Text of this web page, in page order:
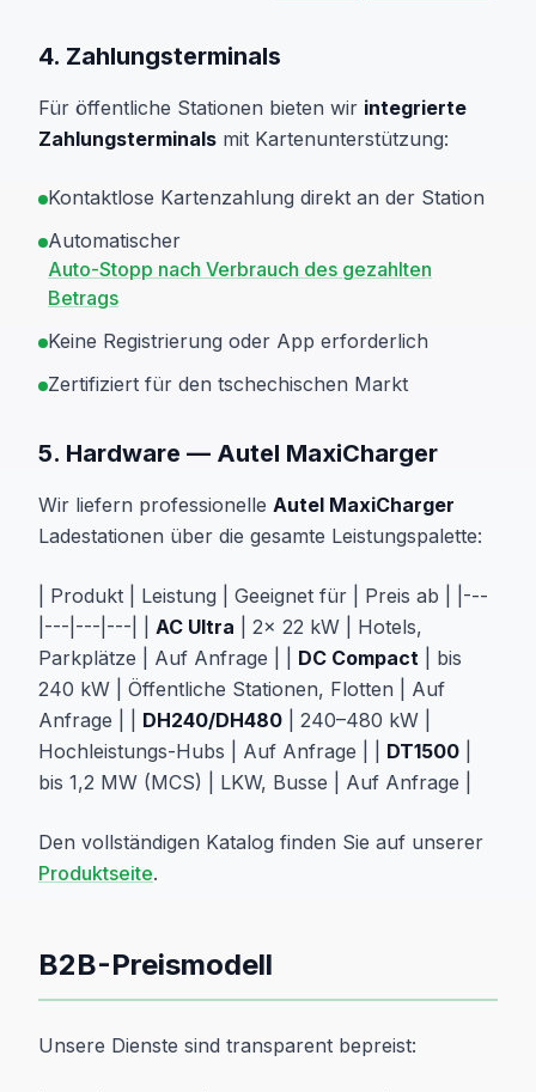
4. Zahlungsterminals
Für öffentliche Stationen bieten wir integrierte
Zahlungsterminals mit Kartenunterstützung:
Kontaktlose Kartenzahlung direkt an der Station
Automatischer
Auto-Stopp nach Verbrauch des gezahlten
Betrags
Keine Registrierung oder App erforderlich
Zertifiziert für den tschechischen Markt
5. Hardware — Autel MaxiCharger
Wir liefern professionelle Autel MaxiCharger
Ladestationen über die gesamte Leistungspalette:
| Produkt | Leistung | Geeignet für | Preis ab | |---
|---|---|---| | AC Ultra | 2× 22 kW | Hotels,
Parkplätze | Auf Anfrage | | DC Compact | bis
240 kW | Öffentliche Stationen, Flotten | Auf
Anfrage | | DH240/DH480 | 240–480 kW |
Hochleistungs-Hubs | Auf Anfrage | | DT1500
bis 1,2 MW (MCS) | LKW, Busse | Auf Anfrage |
Den vollständigen Katalog finden Sie auf unserer
Produktseite.
B2B-Preismodell
Unsere Dienste sind transparent bepreist: